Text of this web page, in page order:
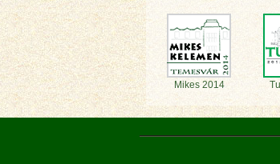
Mikes 2014